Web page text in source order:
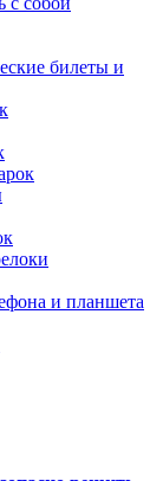
билеты и
и планшета